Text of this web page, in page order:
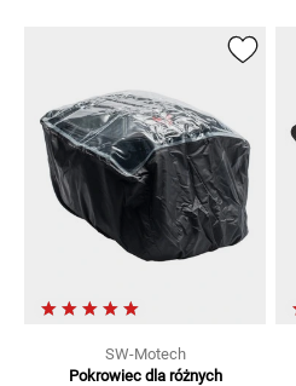
SW-Motech
Pokrowiec dla różnych